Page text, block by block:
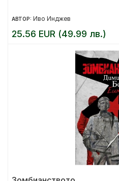
АВТОР: Иво Инджев
25.56 EUR (49.99 лв.)